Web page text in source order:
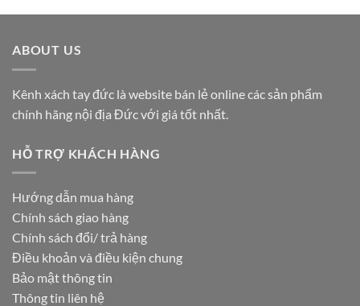
ABOUT US
Kênh xách tay đức là website bán lẻ online các sản phẩm
chính hãng nội địa Đức với giá tốt nhất.
HỖ TRỢ KHÁCH HÀNG
Hướng dẫn mua hàng
Chính sách giao hàng
Chính sách đổi/ trả hàng
Điều khoản và điều kiện chung
Bảo mật thông tin
Thông tin liên hệ